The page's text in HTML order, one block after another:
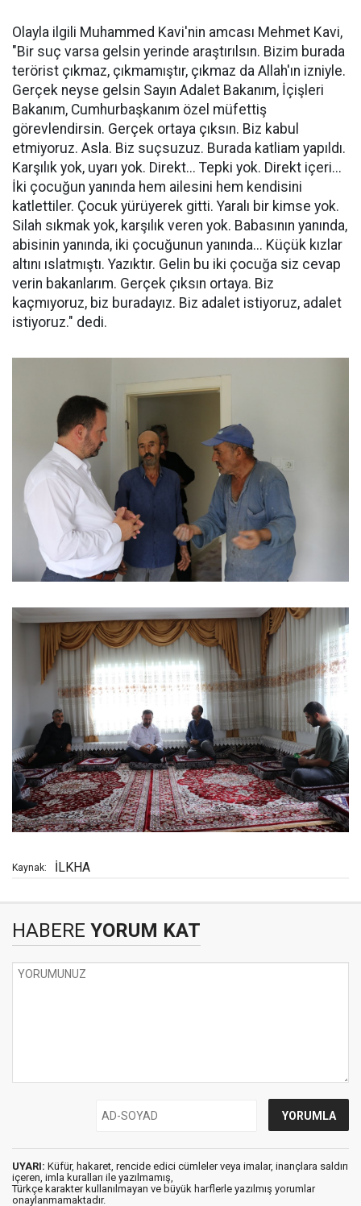
Olayla ilgili Muhammed Kavi'nin amcası Mehmet Kavi,
"Bir suç varsa gelsin yerinde araştırılsın. Bizim burada
terörist çıkmaz, çıkmamıştır, çıkmaz da Allah'ın izniyle.
Gerçek neyse gelsin Sayın Adalet Bakanım, İçişleri
Bakanım, Cumhurbaşkanım özel müfettiş
görevlendirsin. Gerçek ortaya çıksın. Biz kabul
etmiyoruz. Asla. Biz suçsuzuz. Burada katliam yapıldı.
Karşılık yok, uyarı yok. Direkt... Tepki yok. Direkt içeri...
İki çocuğun yanında hem ailesini hem kendisini
katlettiler. Çocuk yürüyerek gitti. Yaralı bir kimse yok.
Silah sıkmak yok, karşılık veren yok. Babasının yanında,
abisinin yanında, iki çocuğunun yanında... Küçük kızlar
altını ıslatmıştı. Yazıktır. Gelin bu iki çocuğa siz cevap
verin bakanlarım. Gerçek çıksın ortaya. Biz
kaçmıyoruz, biz buradayız. Biz adalet istiyoruz, adalet
istiyoruz." dedi.
Kaynak: İLKHA
HABERE YORUM KAT
UYARI: Küfür, hakaret, rencide edici cümleler veya imalar, inançlara saldırı
içeren, imla kuralları ile yazılmamış,
Türkçe karakter kullanılmayan ve büyük harflerle yazılmış yorumlar
onaylanmamaktadır.